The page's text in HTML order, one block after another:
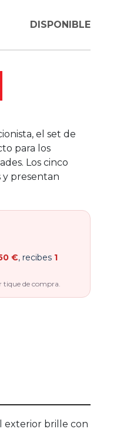
DISPONIBLE
el set de
para los
Los cinco
presentan
€, recibes 1
tique de compra.
exterior brille con